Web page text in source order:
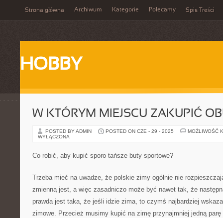
Strona główna Archiwum Kategorie Polecamy Spis Treści
HOBBY
W KTÓRYM MIEJSCU ZAKUPIĆ
POSTED BY ADMIN POSTED ON CZE - 29 - 2025
MOŻLIWOŚĆ
WYŁĄCZONA
Co robić, aby kupić sporo tańsze buty sportowe?
Trzeba mieć na uwadze, że polskie zimy ogólnie nie
zmienną jest, a więc zasadniczo może być nawet tak, że
prawda jest taka, że jeśli idzie zima, to czymś najbardziej
zimowe. Przecież musimy kupić na zimę przynajmniej jedną